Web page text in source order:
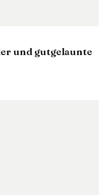
und gutgelaunte